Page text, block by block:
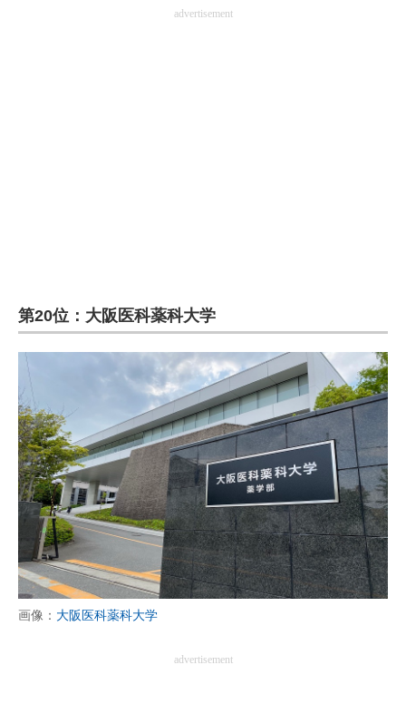
建設×テクノロジーの最前線
ちょっと気になるネットの話題
advertisement
第20位：大阪医科薬科大学
画像： 大阪医科薬科大学
advertisement